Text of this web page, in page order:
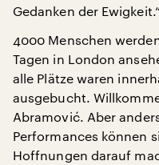
Gedanken der Ewigkeit.“
4000 Menschen
Tagen in London
alle Plätze waren
ausgebucht.
Abramović. Aber
Performances können
Hoffnungen darauf